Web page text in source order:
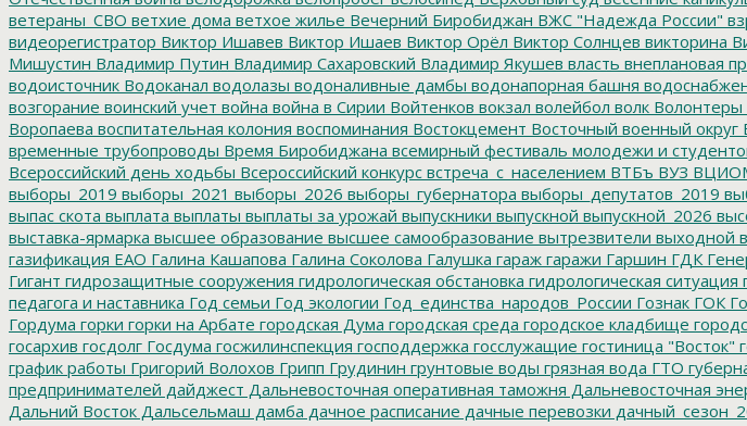
ветераны_СВО ветхие дома ветхое жилье Вечерний Биробиджан ВЖС "Надежда России"
видеорегистратор Виктор Ишавев Виктор Ишаев Виктор Орёл Виктор Солнцев викторина
Мишустин Владимир Путин Владимир Сахаровский Владимир Якушев власть внеплановая
водоисточник Водоканал водолазы водоналивные дамбы водонапорная башня
возгорание воинский учет война война в Сирии Войтенков вокзал волейбол волк Волонтеры
Воропаева воспитательная колония воспоминания Востокцемент Восточный военный округ
временные трубопроводы Время Биробиджана всемирный фестиваль молодежи и
Всероссийский день ходьбы Всероссийский конкурс встреча_с_населением ВТБъ ВУЗ
выборы_2019 выборы_2021 выборы_2026 выборы_губернатора выборы_депутатов_2019
выпас скота выплата выплаты выплаты за урожай выпускники выпускной выпускной_2026
выставка-ярмарка высшее образование высшее самообразование вытрезвители выходной
газификация ЕАО Галина Кашапова Галина Соколова Галушка гараж гаражи Гаршин ГДК
Гигант гидрозащитные сооружения гидрологическая обстановка гидрологическая ситуация
педагога и наставника Год семьи Год экологии Год_единства_народов_России Гознак ГОК
Гордума горки горки на Арбате городская Дума городская среда городское кладбище
госархив госдолг Госдума госжилинспекция господдержка госслужащие гостиница "Восток"
график работы Григорий Волохов Грипп Грудинин грунтовые воды грязная вода ГТО
предпринимателей дайджест Дальневосточная оперативная таможня Дальневосточная
Дальний Восток Дальсельмаш дамба дачное расписание дачные перевозки